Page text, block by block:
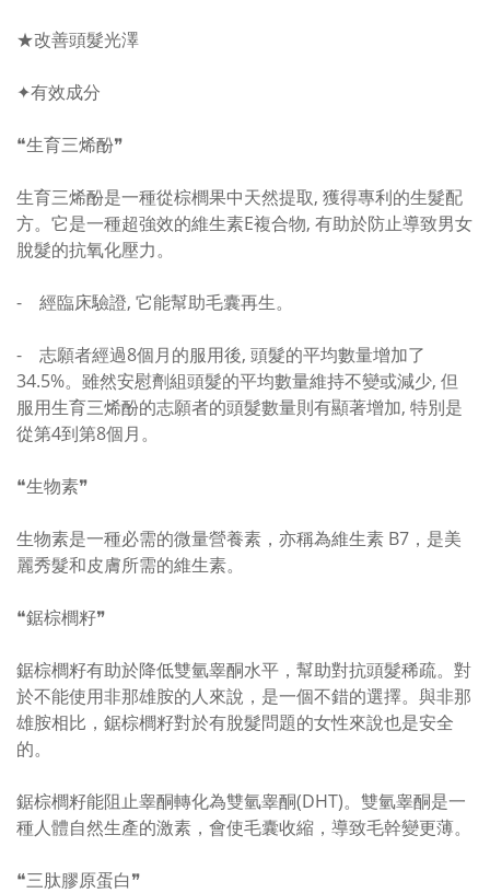
★改善頭髮光澤
✦有效成分
❝生育三烯酚​❞
生育三烯酚是一種從棕櫚果中天然提取, 獲得專利的生髮配
方。它是一種超強效的維生素E複合物, 有助於防止導致男女
脫髮的抗氧化壓力。
- 經臨床驗證, 它能幫助毛囊再生。
- 志願者經過8個月的服用後, 頭髮的平均數量增加了
34.5%。雖然安慰劑組頭髮的平均數量維持不變或減少, 但
服用生育三烯酚的志願者的頭髮數量則有顯著增加, 特別是
從第4到第8個月。
❝生物素❞
生物素是一種必需的微量營養素，亦稱為維生素 B7，是美
麗秀髮和皮膚所需的維生素。
❝鋸棕櫚籽❞
鋸棕櫚籽有助於降低雙氫睾酮水平，幫助對抗頭髮稀疏。對
於不能使用非那雄胺的人來說，是一個不錯的選擇。與非那
雄胺相比，鋸棕櫚籽對於有脫髮問題的女性來說也是安全
的。
鋸棕櫚籽能阻止睾酮轉化為雙氫睾酮(DHT)。雙氫睾酮是一
種人體自然生產的激素，會使毛囊收縮，導致毛幹變更薄。
❝三肽膠原蛋白❞